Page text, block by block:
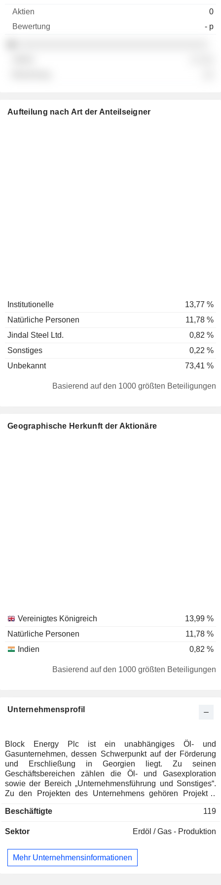
0
- p
Aufteilung nach Art der Anteilseigner
Institutionelle
13,77 %
Natürliche Personen
11,78 %
Jindal Steel Ltd.
0,82 %
Sonstiges
0,22 %
Unbekannt
73,41 %
Basierend auf den 1000 größten Beteiligungen
Geographische Herkunft der Aktionäre
Vereinigtes Königreich
13,99 %
Natürliche Personen
11,78 %
Indien
0,82 %
Basierend auf den 1000 größten Beteiligungen
Unternehmensprofil
Block Energy Plc ist ein unabhängiges Öl- und
Gasunternehmen, dessen Schwerpunkt auf der Förderung
und Erschließung in Georgien liegt. Zu seinen
Geschäftsbereichen zählen die Öl- und Gasexploration
sowie der Bereich „Unternehmensführung und Sonstiges“.
Zu den Projekten des Unternehmens gehören Projekt I,
auf die Erschließung des Reservoirs aus dem mittleren
Schnittpunkt der Lizenzen XIF und XIB definiert ist. Projekt II
Reservoirs aus dem mittleren Eozän des Feldes
Patardzeuli-Samgori. Projekt III konzentriert sich auf die
Beschäftigte 119
Sektor Erdöl / Gas - Produktion
Mehr Unternehmensinformationen